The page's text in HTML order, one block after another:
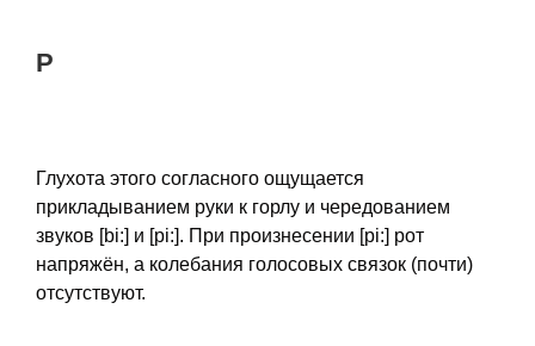
P
Глухота этого согласного ощущается
прикладыванием руки к горлу и чередованием
звуков [bi:] и [pi:]. При произнесении [pi:] рот
напряжён, а колебания голосовых связок (почти)
отсутствуют.